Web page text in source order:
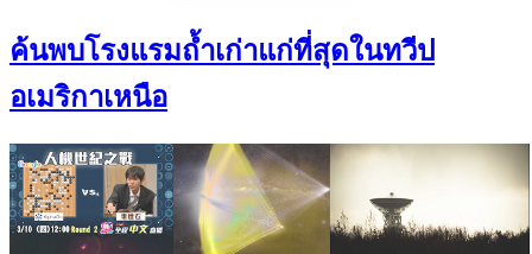
ค้นพบโรงแรมถ้ำเก่าแก่ที่สุดในทวีป
อเมริกาเหนือ